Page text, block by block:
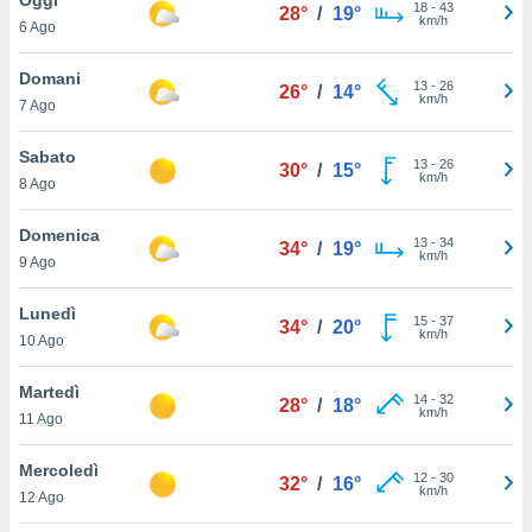
è
al sito
di
ci
di
il
un
la
nella
6 Ago
28° / 19° 18- 43
km/h
Domani
7 Ago
26° / 14° 13- 26
km/h
Sabato
8 Ago
30° / 15° 13- 26
km/h
Domenica
9 Ago
34° / 19° 13- 34
km/h
Lunedì
10 Ago
34° / 20° 15- 37
km/h
Martedì
11 Ago
28° / 18° 14- 32
km/h
Mercoledì
12 Ago
32° / 16° 12- 30
km/h